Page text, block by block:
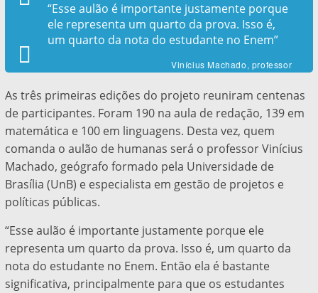
“Esse aulão é importante justamente porque
ele representa um quarto da prova. Isso é,
um quarto da nota do estudante no Enem”
Vinícius Machado, professor
As três primeiras edições do projeto reuniram centenas
de participantes. Foram 190 na aula de redação, 139 em
matemática e 100 em linguagens. Desta vez, quem
comanda o aulão de humanas será o professor Vinícius
Machado, geógrafo formado pela Universidade de
Brasília (UnB) e especialista em gestão de projetos e
políticas públicas.
“Esse aulão é importante justamente porque ele
representa um quarto da prova. Isso é, um quarto da
nota do estudante no Enem. Então ela é bastante
significativa, principalmente para que os estudantes